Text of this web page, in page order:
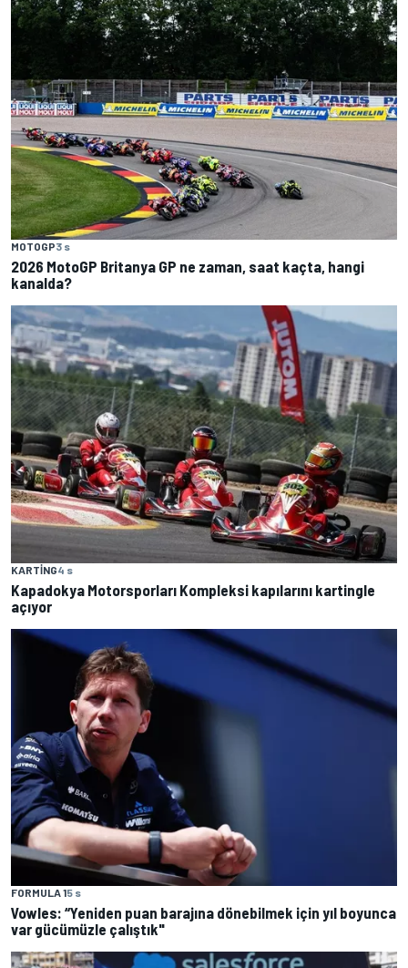
MOTOGP3 s
2026 MotoGP Britanya GP ne zaman, saat kaçta, hangi
kanalda?
KARTING4 s
Kapadokya Motorsporları Kompleksi kapılarını kartingle
açıyor
FORMULA 15 s
Vowles: “Yeniden puan barajına dönebilmek için yıl boyunca
var gücümüzle çalıştık"